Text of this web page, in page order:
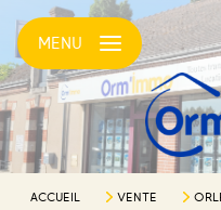
MENU
ACCUEIL VENTE